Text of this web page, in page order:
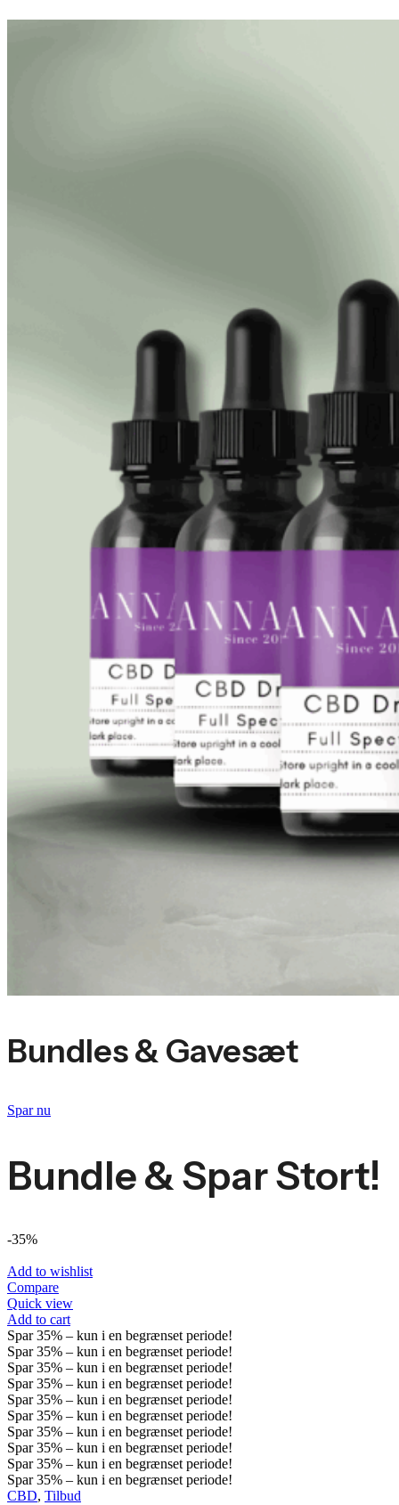
Bundles & Gavesæt
Spar nu
Bundle & Spar Stort!
-35%
Add to wishlist
Compare
Quick view
Add to cart
Spar35% – kun i en begrænset periode!
Spar35% – kun i en begrænset periode!
Spar35% – kun i en begrænset periode!
Spar35% – kun i en begrænset periode!
Spar35% – kun i en begrænset periode!
Spar35% – kun i en begrænset periode!
Spar35% – kun i en begrænset periode!
Spar35% – kun i en begrænset periode!
Spar35% – kun i en begrænset periode!
Spar35% – kun i en begrænset periode!
CBD, Tilbud